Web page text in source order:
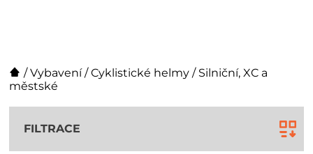
/Vybavení/Cyklistické helmy / Silniční, XC a
městské
FILTRACE